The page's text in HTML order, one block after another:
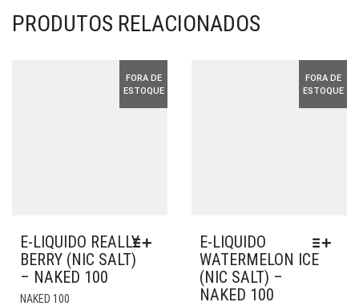
PRODUTOS RELACIONADOS
FORA DE
ESTOQUE
E-LIQUIDO REALLY
BERRY (NIC SALT)
– NAKED 100
NAKED 100
FORA DE
ESTOQUE
E-LIQUIDO
WATERMELON ICE
(NIC SALT) –
NAKED 100